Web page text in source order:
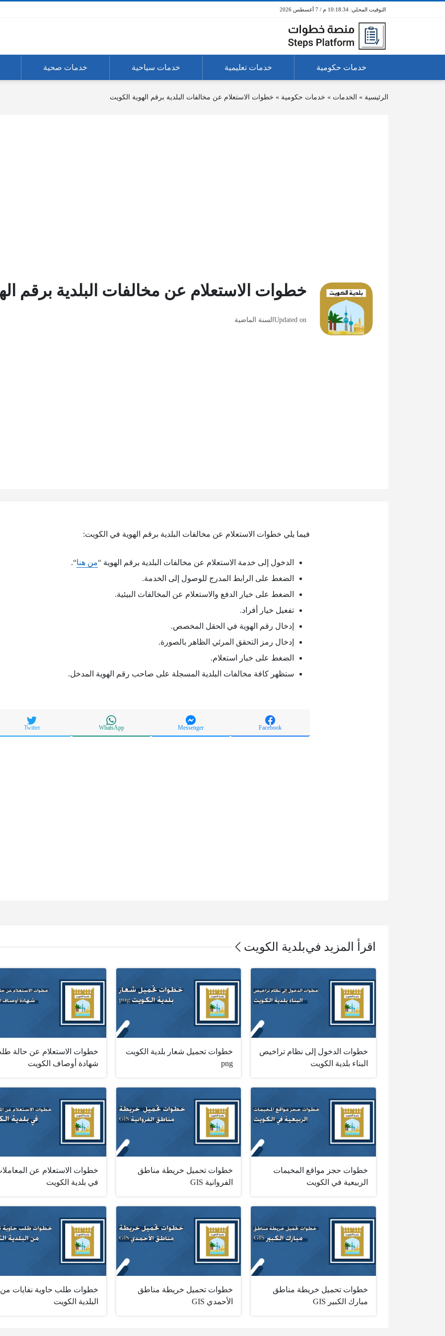
10:18:34 م / 7 أغسطس 2026
خدمات حكومية خدمات تعليمية خدمات سياحية خدمات صحية
الرئيسية » الخدمات » خدمات حكومية » خطوات الاستعلام عن مخالفات البلدية برقم الهوية الكويت
خطوات الاستعلام عن مخالفات البلدية برقم
Updated onالسنة الماضية
فيما يلي خطوات الاستعلام عن مخالفات البلدية برقم الهوية في الكويت:
الدخول إلى خدمة الاستعلام عن مخالفات البلدية برقم الهوية “من هنا“.
الضغط على الرابط المدرج للوصول إلى الخدمة.
الضغط على خيار الدفع والاستعلام عن المخالفات البيئية.
تفعيل خيار أفراد.
إدخال رقم الهوية في الحقل المخصص.
إدخال رمز التحقق المرئي الظاهر بالصورة.
الضغط على خبار استعلام.
ستظهر كافة مخالفات البلدية المسجلة على صاحب رقم الهوية المدخل.
Facebook
Messenger
WhatsApp
Twitter
اقرأ المزيد فيبلدية الكويت
خطوات الدخول إلى نظام تراخيص
البناء بلدية الكويت
خطوات تحميل شعار بلدية الكويت
png
خطوات الاستعلام عن حالة
شهادة أوصاف الكويت
خطوات حجز مواقع المخيمات
الربيعية في الكويت
خطوات تحميل خريطة مناطق
الفروانية GIS
خطوات الاستعلام عن
في بلدية الكويت
خطوات تحميل خريطة مناطق
مبارك الكبير GIS
خطوات تحميل خريطة مناطق
الأحمدي GIS
خطوات طلب حاوية نفايات من
البلدية الكويت